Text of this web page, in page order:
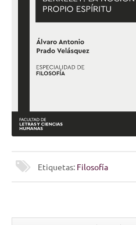
Etiquetas: Filosofía